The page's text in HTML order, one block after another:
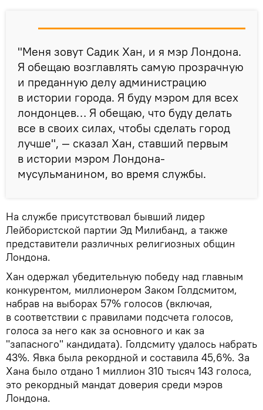
"Меня зовут Садик Хан, и я мэр Лондона.
Я обещаю возглавлять самую прозрачную
и преданную делу администрацию
в истории города. Я буду мэром для всех
лондонцев… Я обещаю, что буду делать
все в своих силах, чтобы сделать город
лучше", — сказал Хан, ставший первым
в истории мэром Лондона-
мусульманином, во время службы.
На службе присутствовал бывший лидер
Лейбористской партии Эд Милибанд, а также
представители различных религиозных общин
Лондона.
Хан одержал убедительную победу над главным
конкурентом, миллионером Заком Голдсмитом,
набрав на выборах 57% голосов (включая,
в соответствии с правилами подсчета голосов,
голоса за него как за основного и как за
"запасного" кандидата). Голдсмиту удалось набрать
43%. Явка была рекордной и составила 45,6%. За
Хана было отдано 1 миллион 310 тысяч 143 голоса,
это рекордный мандат доверия среди мэров
Лондона.